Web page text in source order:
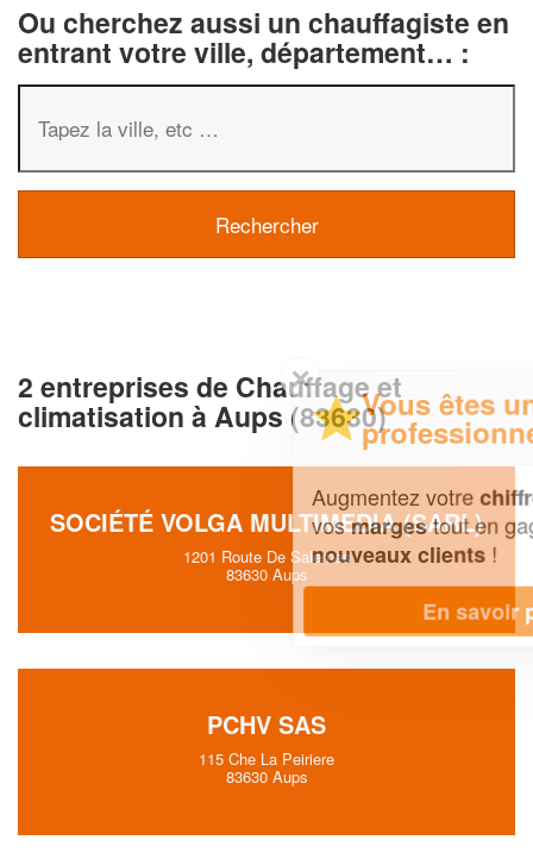
Ou cherchez aussi un chauffagiste en
entrant votre ville, département… :
2 entreprises de Chauffage et
climatisation à Aups (83630)
SOCIÉTÉ VOLGA MULTIMEDIA (SARL)
1201 Route De Salernes
83630 Aups
PCHV SAS
115 Che La Peiriere
83630 Aups
✕
Vous êtes un
professionnel ?
Augmentez votrechiffre d'affaireset
vosmargestout en gagnant de
nouveaux clients!